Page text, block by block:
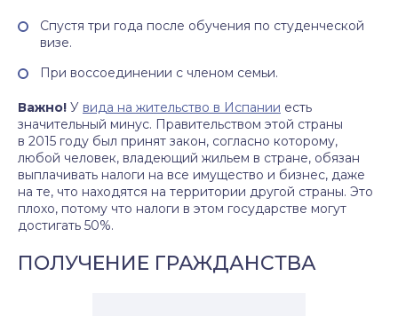
Спустя три года после обучения по студенческой
визе.
При воссоединении с членом семьи.
Важно! У вида на жительство в Испании есть
значительный минус. Правительством этой страны
в 2015 году был принят закон, согласно которому,
любой человек, владеющий жильем в стране, обязан
выплачивать налоги на все имущество и бизнес, даже
на те, что находятся на территории другой страны. Это
плохо, потому что налоги в этом государстве могут
достигать 50%.
ПОЛУЧЕНИЕ ГРАЖДАНСТВА